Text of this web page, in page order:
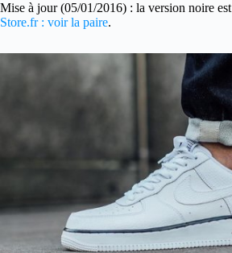
Mise à jour (05/01/2016) : la version noire est
Store.fr : voir la paire.